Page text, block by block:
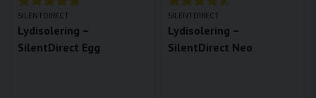
SILENTDIRECT
Lydisolering –
SilentDirect Egg
SILENTDIRECT
Lydisolering –
SilentDirect Neo